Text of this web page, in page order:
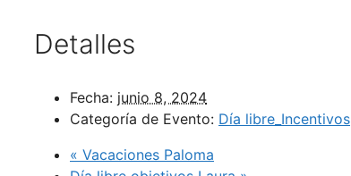
Detalles
Fecha: junio 8, 2024
Categoría de Evento: Día libre_Incentivos
« Vacaciones Paloma